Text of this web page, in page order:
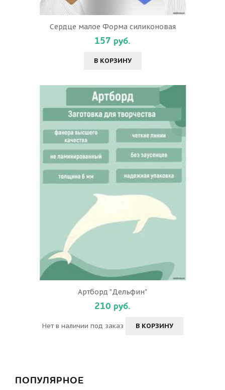
Сердце малое Форма силиконовая
157 руб.
В КОРЗИНУ
Артборд "Дельфин"
210 руб.
Нет в наличии под заказ В КОРЗИНУ
ПОПУЛЯРНОЕ